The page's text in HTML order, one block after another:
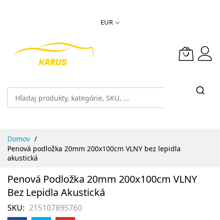
EUR
Domov
Penová podložka 20mm 200x100cm VLNY bez lepidla
akustická
Penová Podložka 20mm 200x100cm VLNY
Bez Lepidla Akustická
SKU 215107895760